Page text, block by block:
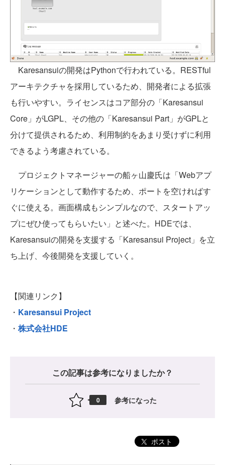
Karesansuiの開発はPythonで行われている。RESTful
アーキテクチャを採用しているため、開発者による拡張
も行いやすい。ライセンスはコア部分の「Karesansui
Core」がLGPL、その他の「Karesansui Part」がGPLと
分けて提供されるため、利用制約をあまり受けずに利用
できるよう考慮されている。
プロジェクトマネージャーの船ヶ山慶氏は「Webアプ
リケーションとして動作するため、ポートを空ければす
ぐに使える。画面構成もシンプルなので、スタートアッ
プにぜひ使ってもらいたい」と述べた。HDEでは、
Karesansuiの開発を支援する「Karesansui Project」を立
ち上げ、今後開発を支援していく。
【関連リンク】
・ Karesansui Project
・ 株式会社HDE
この記事は参考になりましたか？
0 参考になった
ポスト